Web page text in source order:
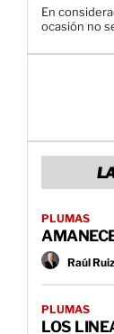
En
ocasión no
PLUMAS
Raúl Ruiz
PLUMAS
LOS